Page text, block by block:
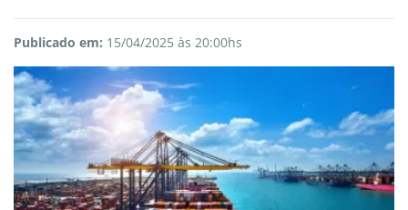
Publicado em: 15/04/2025 às 20:00hs